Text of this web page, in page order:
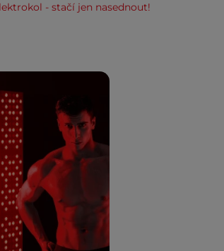
- stačí jen nasednout!